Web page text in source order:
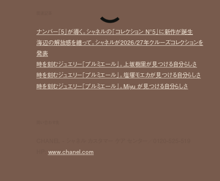
ナンバー「5」が導く。シャネルの「コレクション N°5」に新作が誕生
海辺の解放感を纏って。シャネルが2026/27年クルーズコレクションを
発表
時を刻むジュエリー「プルミエール」。上坂樹里が見つける自分らしさ
時を刻むジュエリー「プルミエール」。塩塚モエカが見つける自分らしさ
時を刻むジュエリー「プルミエール」。Miyu が見つける自分らしさ
www.chanel.com